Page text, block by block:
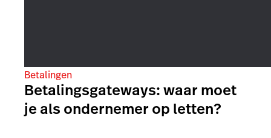
Betalingen
Betalingsgateways: waar moet
je als ondernemer op letten?